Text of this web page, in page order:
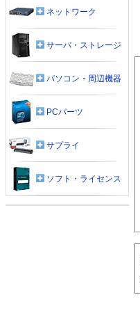
ネットワーク
サーバ・ストレージ
パソコン・周辺機器
PCパーツ
サプライ
ソフト・ライセンス